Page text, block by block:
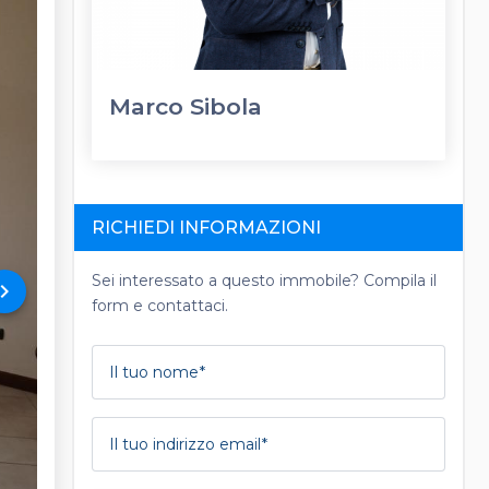
keyboard_arrow_right
Marco Sibola
RICHIEDI INFORMAZIONI
Sei interessato a questo immobile? Compila il
form e contattaci.
Il tuo nome
Il tuo indirizzo email